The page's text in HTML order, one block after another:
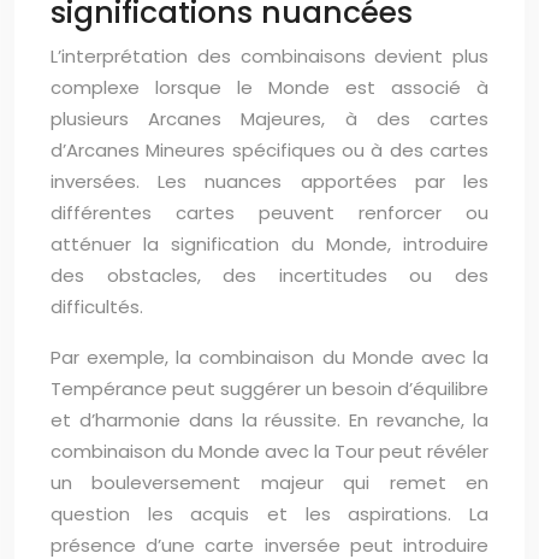
significations nuancées
L’interprétation des combinaisons devient plus
complexe lorsque le Monde est associé à
plusieurs Arcanes Majeures, à des cartes
d’Arcanes Mineures spécifiques ou à des cartes
inversées. Les nuances apportées par les
différentes cartes peuvent renforcer ou
atténuer la signification du Monde, introduire
des obstacles, des incertitudes ou des
difficultés.
Par exemple, la combinaison du Monde avec la
Tempérance peut suggérer un besoin d’équilibre
et d’harmonie dans la réussite. En revanche, la
combinaison du Monde avec la Tour peut révéler
un bouleversement majeur qui remet en
question les acquis et les aspirations. La
présence d’une carte inversée peut introduire